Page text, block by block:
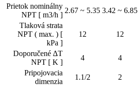
Prietok nominálny
NPT [ m3/h ]
2.67 ~ 5.35 3.42 ~ 6.85
Tlaková strata
NPT ( max. ) [
kPa ]
12 12
Doporučené ∆T
NPT [ K ]
4 4
Pripojovacia
dimenzia
1.1/2 2